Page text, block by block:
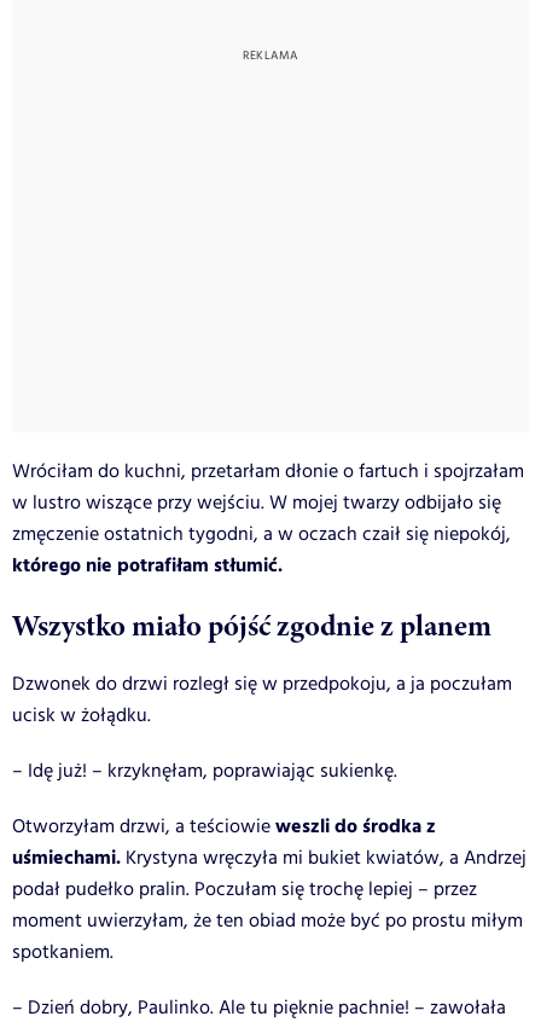
Wróciłam do kuchni, przetarłam dłonie o fartuch i spojrzałam
w lustro wiszące przy wejściu. W mojej twarzy odbijało się
zmęczenie ostatnich tygodni, a w oczach czaił się niepokój,
którego nie potrafiłam stłumić.
Wszystko miało pójść zgodnie z planem
Dzwonek do drzwi rozległ się w przedpokoju, a ja poczułam
ucisk w żołądku.
– Idę już! – krzyknęłam, poprawiając sukienkę.
Otworzyłam drzwi, a teściowieweszli do środka z
uśmiechami. Krystyna wręczyła mi bukiet kwiatów, a Andrzej
podał pudełko pralin. Poczułam się trochę lepiej – przez
moment uwierzyłam, że ten obiad może być po prostu miłym
spotkaniem.
– Dzień dobry, Paulinko. Ale tu pięknie pachnie! – zawołała